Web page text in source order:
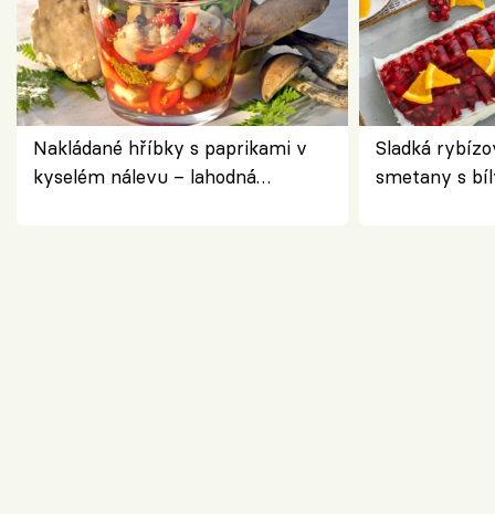
Nakládané hříbky s paprikami v
kyselém nálevu – lahodná
Sladká
smetany s